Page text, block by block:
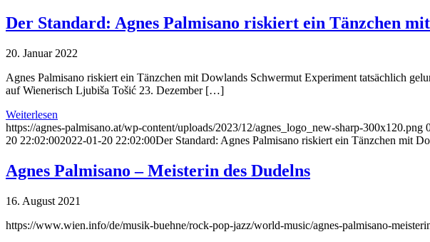
Der Standard: Agnes Palmisano riskiert ein Tänzchen
20. Januar 2022
Agnes Palmisano riskiert ein Tänzchen mit Dowlands Schwermut Experiment tatsächlich
auf Wienerisch Ljubiša Tošić 23. Dezember […]
Weiterlesen
https://agnes-palmisano.at/wp-content/uploads/2023/12/agnes_logo_new-sharp-300x120.png
20 22:02:002022-01-20 22:02:00Der Standard: Agnes Palmisano riskiert ein Tänzchen mit
Agnes Palmisano – Meisterin des Dudelns
16. August 2021
https://www.wien.info/de/musik-buehne/rock-pop-jazz/world-music/agnes-palmisano-